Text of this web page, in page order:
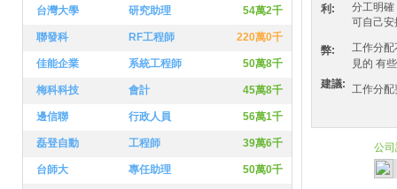
台灣大學 研究助理 54萬2千
聯發科 RF工程師 220萬0千
佳能企業 系統工程師 50萬8千
梅科科技 會計 45萬8千
邊信聯 行政人員 56萬1千
磊登自動 工程師 39萬6千
台師大 專任助理 50萬0千
利:
分工明確
可自己安
弊:
工作分配
見的 有
建議: 工作分配
公